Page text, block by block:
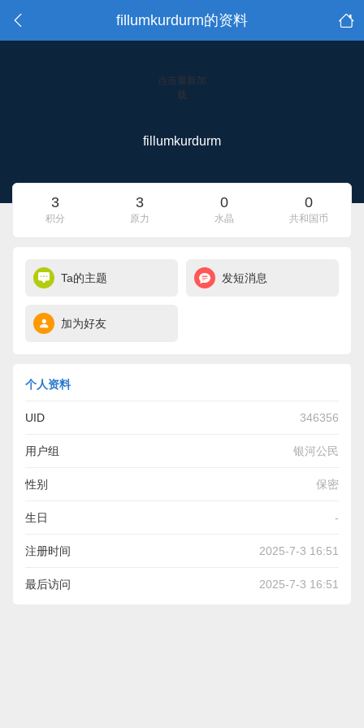
fillumkurdurm的资料
点击重新加
载
fillumkurdurm
3
积分
3
原力
0
水晶
0
共和国币
Ta的主题 发短消息
加为好友
个人资料
UID 346356
用户组 银河公民
性别 保密
生日 -
注册时间 2025-7-3 16:51
最后访问 2025-7-3 16:51